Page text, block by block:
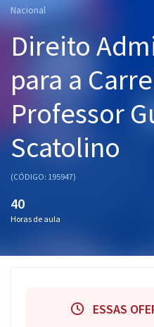
Cursos 20% OFF
Pós
Graduação
OAB
Questões grátis
Nacional
Direito
para a
Professor
Scatolino
(CÓDIGO: 195947)
40
Horas de aula
ESSAS